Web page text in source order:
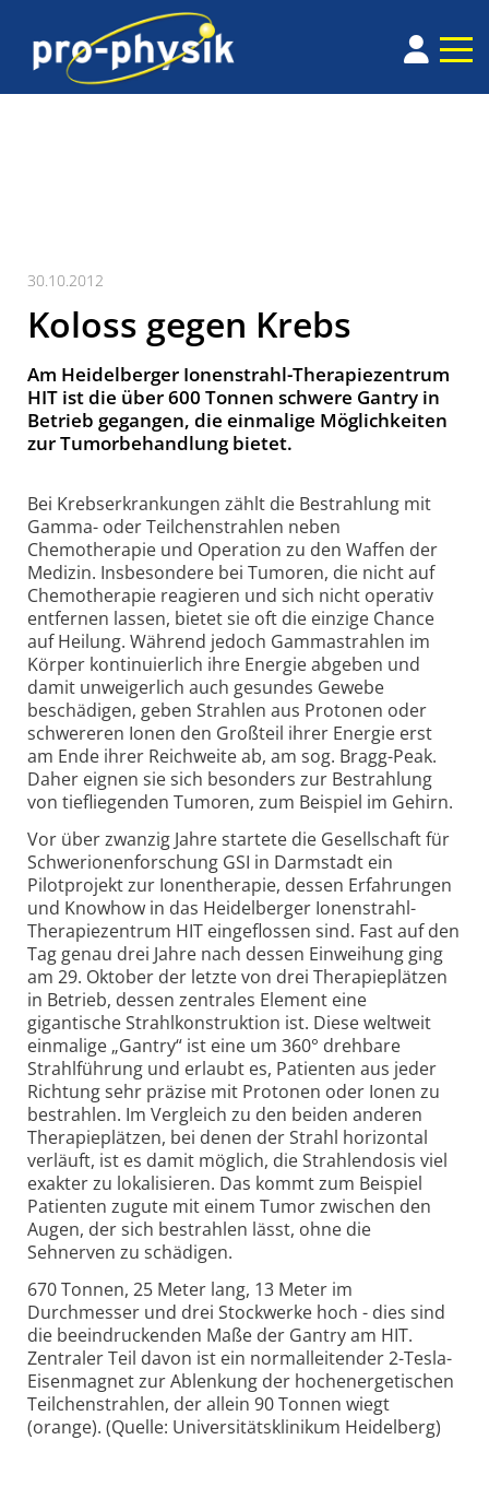
30.10.2012
Koloss gegen Krebs
Am Heidelberger Ionenstrahl-Therapiezentrum
HIT ist die über 600 Tonnen schwere Gantry in
Betrieb gegangen, die einmalige Möglichkeiten
zur Tumorbehandlung bietet.
Bei Krebserkrankungen zählt die Bestrahlung mit
Gamma- oder Teilchenstrahlen neben
Chemotherapie und Operation zu den Waffen der
Medizin. Insbesondere bei Tumoren, die nicht auf
Chemotherapie reagieren und sich nicht operativ
entfernen lassen, bietet sie oft die einzige Chance
auf Heilung. Während jedoch Gammastrahlen im
Körper kontinuierlich ihre Energie abgeben und
damit unweigerlich auch gesundes Gewebe
beschädigen, geben Strahlen aus Protonen oder
schwereren Ionen den Großteil ihrer Energie erst
am Ende ihrer Reichweite ab, am sog. Bragg-Peak.
Daher eignen sie sich besonders zur Bestrahlung
von tiefliegenden Tumoren, zum Beispiel im Gehirn.
Vor über zwanzig Jahre startete die Gesellschaft für
Schwerionenforschung GSI in Darmstadt ein
Pilotprojekt zur Ionentherapie, dessen Erfahrungen
und Knowhow in das Heidelberger Ionenstrahl-
Therapiezentrum HIT eingeflossen sind. Fast auf den
Tag genau drei Jahre nach dessen Einweihung ging
am 29. Oktober der letzte von drei Therapieplätzen
in Betrieb, dessen zentrales Element eine
gigantische Strahlkonstruktion ist. Diese weltweit
einmalige „Gantry“ ist eine um 360° drehbare
Strahlführung und erlaubt es, Patienten aus jeder
Richtung sehr präzise mit Protonen oder Ionen zu
bestrahlen. Im Vergleich zu den beiden anderen
Therapieplätzen, bei denen der Strahl horizontal
verläuft, ist es damit möglich, die Strahlendosis viel
exakter zu lokalisieren. Das kommt zum Beispiel
Patienten zugute mit einem Tumor zwischen den
Augen, der sich bestrahlen lässt, ohne die
Sehnerven zu schädigen.
670 Tonnen, 25 Meter lang, 13 Meter im
Durchmesser und drei Stockwerke hoch - dies sind
die beeindruckenden Maße der Gantry am HIT.
Zentraler Teil davon ist ein normalleitender 2-Tesla-
Eisenmagnet zur Ablenkung der hochenergetischen
Teilchenstrahlen, der allein 90 Tonnen wiegt
(orange). (Quelle: Universitätsklinikum Heidelberg)